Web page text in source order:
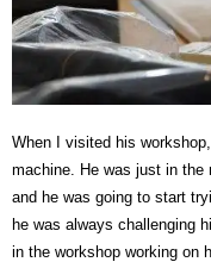
When I visited his
machine. He was just in the
and he was going to start
he was always challenging
in the workshop working on